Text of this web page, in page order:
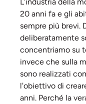
20 anni fa e gli
sempre più brevi.
deliberatamente
concentriamo su
invece che sulla
sono realizzati
l'obiettivo di
anni. Perché la